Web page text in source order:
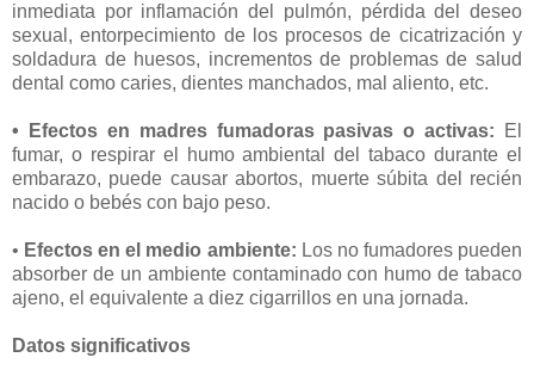
inmediata por inflamación del pulmón, pérdida del deseo
sexual, entorpecimiento de los procesos de cicatrización y
soldadura de huesos, incrementos de problemas de salud
dental como caries, dientes manchados, mal aliento, etc.
• Efectos en madres fumadoras pasivas o activas: El
fumar, o respirar el humo ambiental del tabaco durante el
embarazo, puede causar abortos, muerte súbita del recién
nacido o bebés con bajo peso.
• Efectos en el medio ambiente: Los no fumadores pueden
absorber de un ambiente contaminado con humo de tabaco
ajeno, el equivalente a diez cigarrillos en una jornada.
Datos significativos